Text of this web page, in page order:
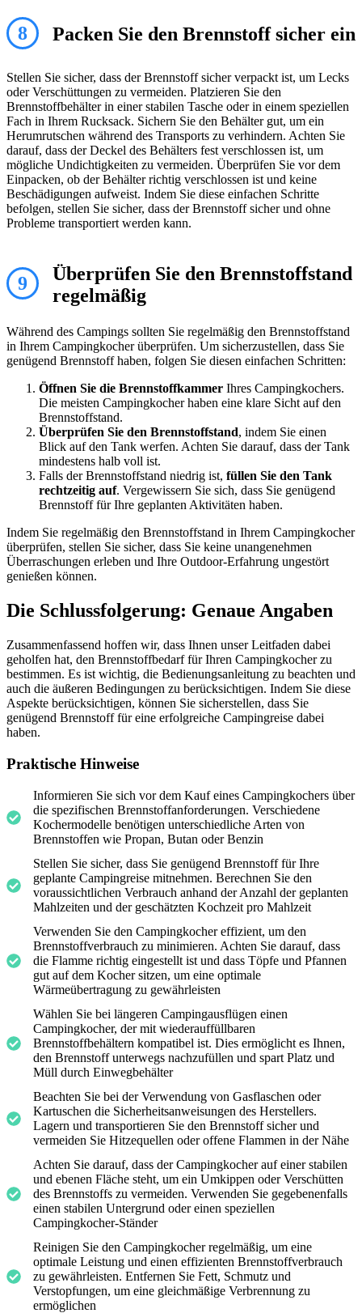
8 Packen Sie den Brennstoff sicher ein
Stellen Sie sicher, dass der Brennstoff sicher verpackt ist, um Lecks
oder Verschüttungen zu vermeiden. Platzieren Sie den
Brennstoffbehälter in einer stabilen Tasche oder in einem speziellen
Fach in Ihrem Rucksack. Sichern Sie den Behälter gut, um ein
Herumrutschen während des Transports zu verhindern. Achten Sie
darauf, dass der Deckel des Behälters fest verschlossen ist, um
mögliche Undichtigkeiten zu vermeiden. Überprüfen Sie vor dem
Einpacken, ob der Behälter richtig verschlossen ist und keine
Beschädigungen aufweist. Indem Sie diese einfachen Schritte
befolgen, stellen Sie sicher, dass der Brennstoff sicher und ohne
Probleme transportiert werden kann.
9
Überprüfen Sie den Brennstoffstand
regelmäßig
Während des Campings sollten Sie regelmäßig den Brennstoffstand
in Ihrem Campingkocher überprüfen. Um sicherzustellen, dass Sie
genügend Brennstoff haben, folgen Sie diesen einfachen Schritten:
Öffnen Sie die Brennstoffkammer Ihres Campingkochers.
Die meisten Campingkocher haben eine klare Sicht auf den
Brennstoffstand.
Überprüfen Sie den Brennstoffstand, indem Sie einen
Blick auf den Tank werfen. Achten Sie darauf, dass der Tank
mindestens halb voll ist.
Falls der Brennstoffstand niedrig ist, füllen Sie den Tank
rechtzeitig auf. Vergewissern Sie sich, dass Sie genügend
Brennstoff für Ihre geplanten Aktivitäten haben.
Indem Sie regelmäßig den Brennstoffstand in Ihrem Campingkocher
überprüfen, stellen Sie sicher, dass Sie keine unangenehmen
Überraschungen erleben und Ihre Outdoor-Erfahrung ungestört
genießen können.
Die Schlussfolgerung: Genaue Angaben
Zusammenfassend hoffen wir, dass Ihnen unser Leitfaden dabei
geholfen hat, den Brennstoffbedarf für Ihren Campingkocher zu
bestimmen. Es ist wichtig, die Bedienungsanleitung zu beachten und
auch die äußeren Bedingungen zu berücksichtigen. Indem Sie diese
Aspekte berücksichtigen, können Sie sicherstellen, dass Sie
genügend Brennstoff für eine erfolgreiche Campingreise dabei
haben.
Praktische Hinweise
Informieren Sie sich vor dem Kauf eines Campingkochers über
die spezifischen Brennstoffanforderungen. Verschiedene
Kochermodelle benötigen unterschiedliche Arten von
Brennstoffen wie Propan, Butan oder Benzin
Stellen Sie sicher, dass Sie genügend Brennstoff für Ihre
geplante Campingreise mitnehmen. Berechnen Sie den
voraussichtlichen Verbrauch anhand der Anzahl der geplanten
Mahlzeiten und der geschätzten Kochzeit pro Mahlzeit
Verwenden Sie den Campingkocher effizient, um den
Brennstoffverbrauch zu minimieren. Achten Sie darauf, dass
die Flamme richtig eingestellt ist und dass Töpfe und Pfannen
gut auf dem Kocher sitzen, um eine optimale
Wärmeübertragung zu gewährleisten
Wählen Sie bei längeren Campingausflügen einen
Campingkocher, der mit wiederauffüllbaren
Brennstoffbehältern kompatibel ist. Dies ermöglicht es Ihnen,
den Brennstoff unterwegs nachzufüllen und spart Platz und
Müll durch Einwegbehälter
Beachten Sie bei der Verwendung von Gasflaschen oder
Kartuschen die Sicherheitsanweisungen des Herstellers.
Lagern und transportieren Sie den Brennstoff sicher und
vermeiden Sie Hitzequellen oder offene Flammen in der Nähe
Achten Sie darauf, dass der Campingkocher auf einer stabilen
und ebenen Fläche steht, um ein Umkippen oder Verschütten
des Brennstoffs zu vermeiden. Verwenden Sie gegebenenfalls
einen stabilen Untergrund oder einen speziellen
Campingkocher-Ständer
Reinigen Sie den Campingkocher regelmäßig, um eine
optimale Leistung und einen effizienten Brennstoffverbrauch
zu gewährleisten. Entfernen Sie Fett, Schmutz und
Verstopfungen, um eine gleichmäßige Verbrennung zu
ermöglichen